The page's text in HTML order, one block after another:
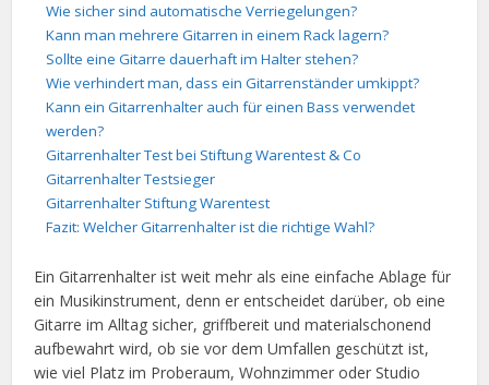
Wie sicher sind automatische Verriegelungen?
Kann man mehrere Gitarren in einem Rack lagern?
Sollte eine Gitarre dauerhaft im Halter stehen?
Wie verhindert man, dass ein Gitarrenständer umkippt?
Kann ein Gitarrenhalter auch für einen Bass verwendet
werden?
Gitarrenhalter Test bei Stiftung Warentest & Co
Gitarrenhalter Testsieger
Gitarrenhalter Stiftung Warentest
Fazit: Welcher Gitarrenhalter ist die richtige Wahl?
Ein Gitarrenhalter ist weit mehr als eine einfache Ablage für
ein Musikinstrument, denn er entscheidet darüber, ob eine
Gitarre im Alltag sicher, griffbereit und materialschonend
aufbewahrt wird, ob sie vor dem Umfallen geschützt ist,
wie viel Platz im Proberaum, Wohnzimmer oder Studio